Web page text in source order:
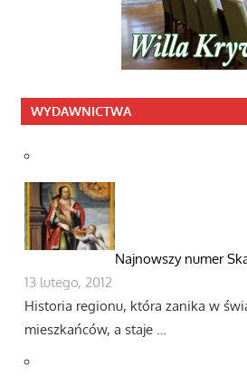
WYDAWNICTWA
Najnowszy numer
13 lutego, 2012
Historia regionu, która zanika w
mieszkańców, a staje …